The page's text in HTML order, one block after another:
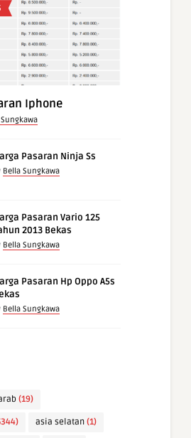
Iphone
Pasaran Ninja Ss
Bella Sungkawa
Pasaran Vario 125
2013 Bekas
Bella Sungkawa
Pasaran Hp Oppo A5s
Bella Sungkawa
(19)
asia selatan (1)